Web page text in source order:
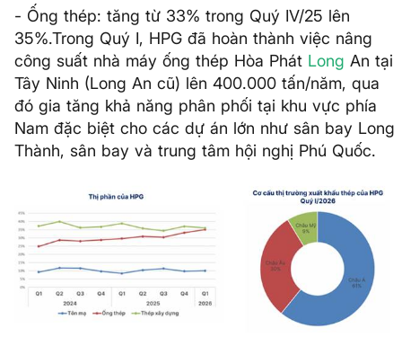
- Ống thép: tăng từ 33% trong Quý IV/25 lên
35%.Trong Quý I, HPG đã hoàn thành việc nâng
công suất nhà máy ống thép Hòa Phát Long An tại
Tây Ninh (Long An cũ) lên 400.000 tấn/năm, qua
đó gia tăng khả năng phân phối tại khu vực phía
Nam đặc biệt cho các dự án lớn như sân bay Long
Thành, sân bay và trung tâm hội nghị Phú Quốc.